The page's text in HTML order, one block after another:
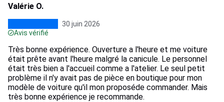
Valérie O.
30 juin 2026
Avis vérifié
Très bonne expérience. Ouverture a l'heure et me voiture
était prête avant l'heure malgré la canicule. Le personnel
était très bien a l'accueil comme a l'atelier. Le seul petit
problème il n'y avait pas de pièce en boutique pour mon
modèle de voiture qu'il mon proposéde commander. Mais
très bonne expérience je recommande.